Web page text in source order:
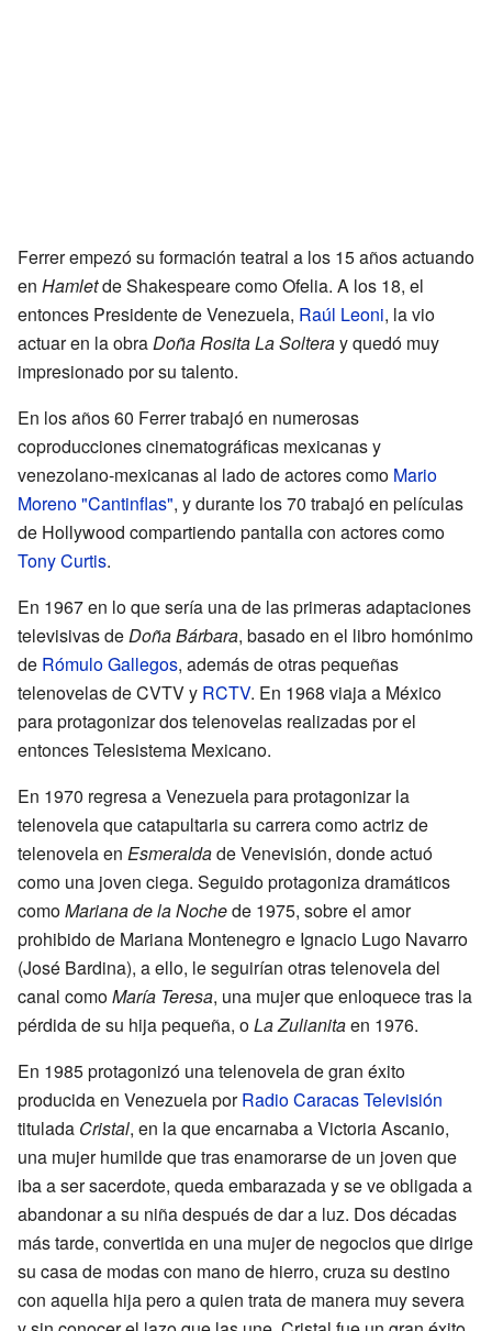
Ferrer empezó su formación teatral a los 15 años actuando
en Hamletde Shakespeare como Ofelia. A los 18, el
entonces Presidente de Venezuela, Raúl Leoni, la vio
actuar en la obraDoña Rosita La Solteray quedó muy
impresionado por su talento.
En los años 60 Ferrer trabajó en numerosas
coproducciones cinematográficas mexicanas y
venezolano-mexicanas al lado de actores como Mario
Moreno "Cantinflas", y durante los 70 trabajó en películas
de Hollywood compartiendo pantalla con actores como
Tony Curtis.
En 1967 en lo que sería una de las primeras adaptaciones
televisivas deDoña Bárbara, basado en el libro homónimo
de Rómulo Gallegos, además de otras pequeñas
telenovelas de CVTV y RCTV. En 1968 viaja a México
para protagonizar dos telenovelas realizadas por el
entonces Telesistema Mexicano.
En 1970 regresa a Venezuela para protagonizar la
telenovela que catapultaria su carrera como actriz de
telenovela en Esmeraldade Venevisión, donde actuó
como una joven ciega. Seguido protagoniza dramáticos
comoMariana de la Nochede 1975, sobre el amor
prohibido de Mariana Montenegro e Ignacio Lugo Navarro
(José Bardina), a ello, le seguirían otras telenovela del
canal comoMaría Teresa, una mujer que enloquece tras la
pérdida de su hija pequeña, oLa Zulianitaen 1976.
En 1985 protagonizó una telenovela de gran éxito
producida en Venezuela porRadio Caracas Televisión
titulada Cristal, en la que encarnaba a Victoria Ascanio,
una mujer humilde que tras enamorarse de un joven que
iba a ser sacerdote, queda embarazada y se ve obligada a
abandonar a su niña después de dar a luz. Dos décadas
más tarde, convertida en una mujer de negocios que dirige
su casa de modas con mano de hierro, cruza su destino
con aquella hija pero a quien trata de manera muy severa